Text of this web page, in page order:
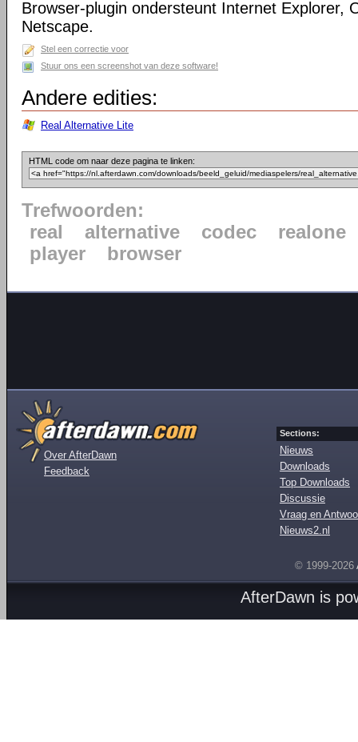
Browser-plugin ondersteunt Internet Explorer,
Netscape.
Stel een correctie voor
Stuur ons een screenshot van deze software!
Andere edities:
Real Alternative Lite
HTML code om naar deze pagina te linken:
Trefwoorden:
real
alternative codec
realone
player
browser
Over AfterDawn
Feedback
Sections:
Nieuws
Downloads
Top Downloads
Discussie
Vraag en
Nieuws2.nl
© 1999-2026
AfterDawn is